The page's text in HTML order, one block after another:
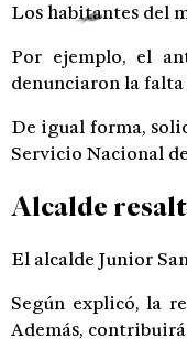
Los habitantes del
Por ejemplo, el
denunciaron la
De igual forma,
Servicio Nacional
Alcalde
El alcalde Junior
Según explicó, la
Además,